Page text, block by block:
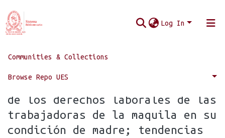
Log In
Communities & Collections
Browse Repo UES
Home Statistics
Statistics for Análisis político
de los derechos laborales de las
trabajadoras de la maquila en su
condición de madre; tendencias